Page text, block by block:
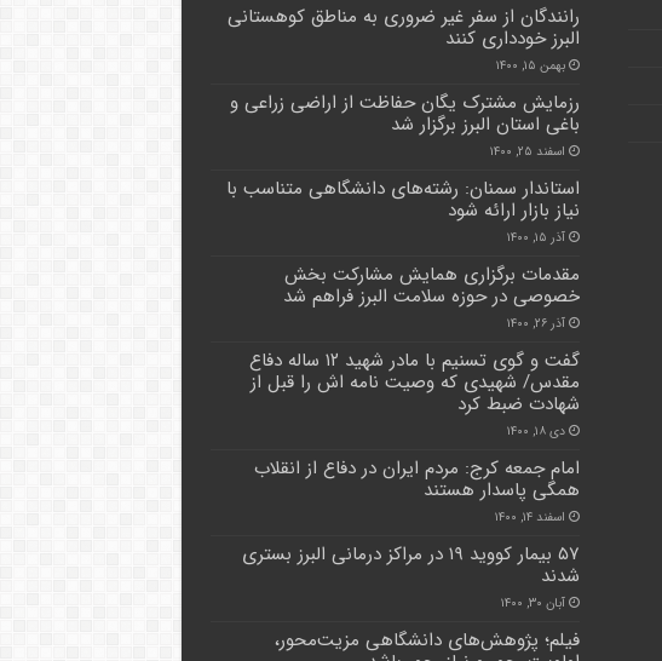
رانندگان از سفر غیر ضروری به مناطق کوهستانی
البرز خودداری کنند
بهمن ۱۵, ۱۴۰۰
رزمایش مشترک یگان حفاظت از اراضی زراعی و
باغی استان البرز برگزار شد
اسفند ۲۵, ۱۴۰۰
استاندار سمنان: رشته‌های دانشگاهی متناسب با
نیاز بازار ارائه شود
آذر ۱۵, ۱۴۰۰
مقدمات برگزاری همایش مشارکت بخش
خصوصی در حوزه سلامت البرز فراهم شد
آذر ۲۶, ۱۴۰۰
گفت و گوی تسنیم با مادر شهید ۱۲ ساله دفاع
مقدس/ شهیدی که وصیت نامه اش را قبل از
شهادت ضبط کرد
دی ۱۸, ۱۴۰۰
امام جمعه کرج: مردم ایران در دفاع از انقلاب
همگی پاسدار هستند
اسفند ۱۴, ۱۴۰۰
۵۷ بیمار کووید ۱۹ در مراکز درمانی البرز بستری
شدند
آبان ۳۰, ۱۴۰۰
فیلم؛ پژوهش‌های دانشگاهی مزیت‌محور،